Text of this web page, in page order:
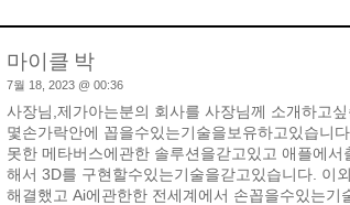
마이클 박
7월 18, 2023 @ 00:36
사장님,제가아는분의 회사를 사장님께 소개하고
몇손가락안에 꼽을수있는기술을보유하고있습니
못한 메타버스에관한 솔루션을갇고있고 애플에
해서 3D를 구현할수있는기술을갇고있습니다. 이
해결했고 Ai에관한한 전세계에서 손꼽을수있는